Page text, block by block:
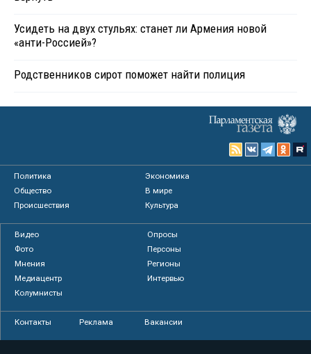
Усидеть на двух стульях: станет ли Армения новой
«анти-Россией»?
Родственников сирот поможет найти полиция
Политика
Экономика
Общество
В мире
Происшествия
Культура
Видео
Опросы
Фото
Персоны
Мнения
Регионы
Медиацентр
Интервью
Колумнисты
Контакты Реклама Вакансии